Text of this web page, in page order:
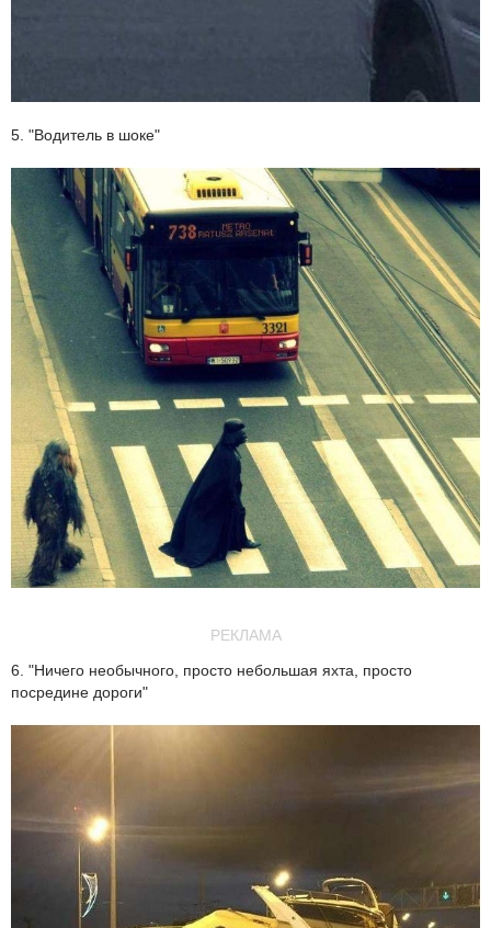
5. "Водитель в шоке"
РЕКЛАМА
6. "Ничего необычного, просто небольшая яхта, просто
посредине дороги"